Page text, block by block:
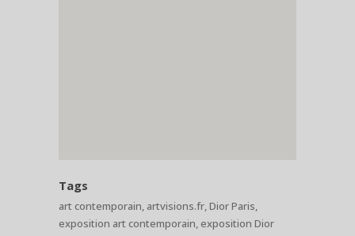
Tags
art contemporain, artvisions.fr, Dior Paris,
exposition art contemporain, exposition Dior